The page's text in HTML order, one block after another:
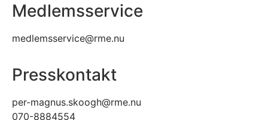
Medlemsservice
medlemsservice@rme.nu
Presskontakt
per-magnus.skoogh@rme.nu
070-8884554